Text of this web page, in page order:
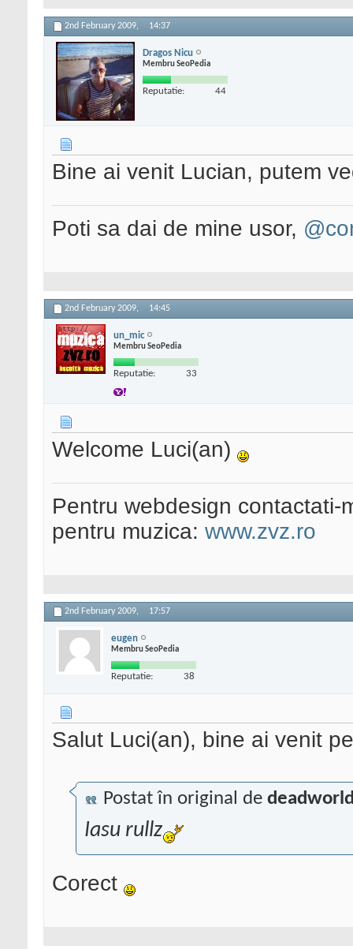
2nd February 2009, 14:37
Dragos Nicu
Membru SeoPedia
Reputatie: 44
Bine ai venit Lucian, putem
Poti sa dai de mine usor,
2nd February 2009, 14:45
un_mic
Membru SeoPedia
Reputatie: 33
Welcome Luci(an)
Pentru webdesign contactati-
pentru muzica: www.zvz.ro
2nd February 2009, 17:57
eugen
Membru SeoPedia
Reputatie: 38
Salut Luci(an), bine ai venit
Postat în original de
Iasu rullz
Corect